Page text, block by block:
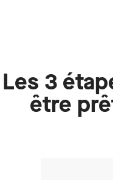
Les 3
être